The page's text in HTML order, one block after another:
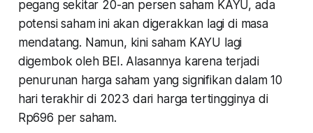
pegang sekitar 20-an persen saham KAYU, ada
potensi saham ini akan digerakkan lagi di masa
mendatang. Namun, kini saham KAYU lagi
digembok oleh BEI. Alasannya karena terjadi
penurunan harga saham yang signifikan dalam 10
hari terakhir di 2023 dari harga tertingginya di
Rp696 per saham.